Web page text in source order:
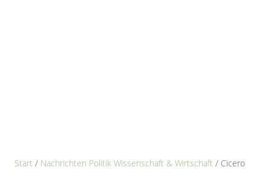
Start / Nachrichten Politik Wissenschaft & Wirtschaft / Cicero